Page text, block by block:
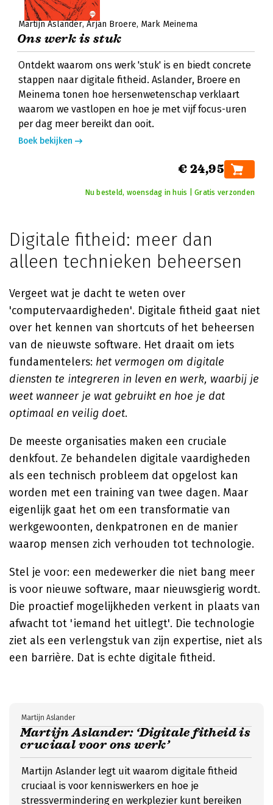
Martijn Aslander Arjan Broere Mark Meinema
Ons werk is stuk
Ontdekt waarom ons werk 'stuk' is en biedt concrete
stappen naar digitale fitheid. Aslander, Broere en
Meinema tonen hoe hersenwetenschap verklaart
waarom we vastlopen en hoe je met vijf focus-uren
per dag meer bereikt dan ooit.
Boek bekijken
€ 24,95
Nu besteld, woensdag in huis | Gratis verzonden
Digitale fitheid: meer dan
alleen technieken beheersen
Vergeet wat je dacht te weten over
'computervaardigheden'. Digitale fitheid gaat niet
over het kennen van shortcuts of het beheersen
van de nieuwste software. Het draait om iets
fundamentelers: het vermogen om digitale
diensten te integreren in leven en werk, waarbij je
weet wanneer je wat gebruikt en hoe je dat
optimaal en veilig doet.
De meeste organisaties maken een cruciale
denkfout. Ze behandelen digitale vaardigheden
als een technisch probleem dat opgelost kan
worden met een training van twee dagen. Maar
eigenlijk gaat het om een transformatie van
werkgewoonten, denkpatronen en de manier
waarop mensen zich verhouden tot technologie.
Stel je voor: een medewerker die niet bang meer
is voor nieuwe software, maar nieuwsgierig wordt.
Die proactief mogelijkheden verkent in plaats van
afwacht tot 'iemand het uitlegt'. Die technologie
ziet als een verlengstuk van zijn expertise, niet als
een barrière. Dat is echte digitale fitheid.
Martijn Aslander: ‘Digitale fitheid is
cruciaal voor ons werk’
Martijn Aslander
Martijn Aslander legt uit waarom digitale fitheid
cruciaal is voor kenniswerkers en hoe je
stressvermindering en werkplezier kunt bereiken